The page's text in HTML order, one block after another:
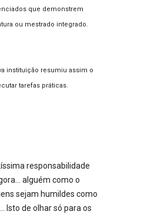
que demonstrem
ou mestrado integrado.
instituição resumiu assim o
tarefas práticas.
responsabilidade
alguém como o
sejam humildes como
Isto de olhar só para os